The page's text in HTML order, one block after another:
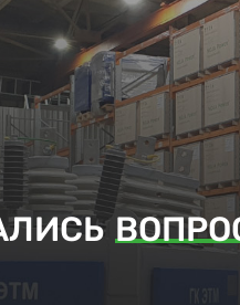
ниже и оставьте заявку.